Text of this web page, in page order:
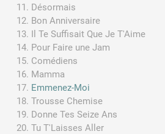
Désormais
Bon Anniversaire
Il Te Suffisait Que Je T'Aime
Pour Faire une Jam
Comédiens
Mamma
Emmenez-Moi
Trousse Chemise
Donne Tes Seize Ans
Tu T'Laisses Aller